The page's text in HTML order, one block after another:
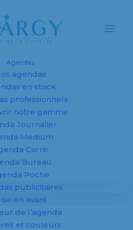
Agendas
agendas
en stock
professionnels
notre gamme
Journalier
Medium
Carré
Bureau
Poche
publicitaires
en avant
de l’agenda
et couleurs
et
sur